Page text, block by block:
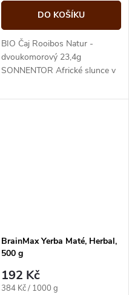
DO KOŠÍKU
BIO Čaj Rooibos Natur -
dvoukomorový 23,4g
SONNENTOR Africké slunce v
africký čaj učaroval celé
BrainMax Yerba Maté, Herbal,
500 g
192 Kč
Měrná
384 Kč / 1000 g